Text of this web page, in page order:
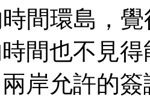
間環島，
間也不見
岸允許的